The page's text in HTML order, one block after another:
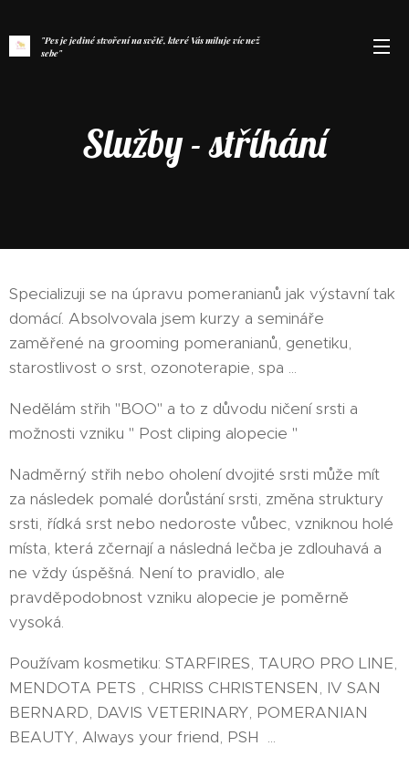
"Pes je jediné stvoření na světě, které Vás miluje víc než
sebe"
Služby - stříhání
Specializuji se na úpravu pomeranianů jak výstavní tak
domácí. Absolvovala jsem kurzy a semináře
zaměřené na grooming pomeranianů, genetiku,
starostlivost o srst, ozonoterapie, spa ...
Nedělám střih "BOO" a to z důvodu ničení srsti a
možnosti vzniku " Post cliping alopecie "
Nadměrný střih nebo oholení dvojité srsti může mít
za následek pomalé dorůstání srsti, změna struktury
srsti, řídká srst nebo nedoroste vůbec, vzniknou holé
místa, která zčernají a následná lečba je zdlouhavá a
ne vždy úspěšná. Není to pravidlo, ale
pravděpodobnost vzniku alopecie je poměrně
vysoká.
Používam kosmetiku: STARFIRES, TAURO PRO LINE,
MENDOTA PETS , CHRISS CHRISTENSEN, IV SAN
BERNARD, DAVIS VETERINARY, POMERANIAN
BEAUTY, Always your friend, PSH ...